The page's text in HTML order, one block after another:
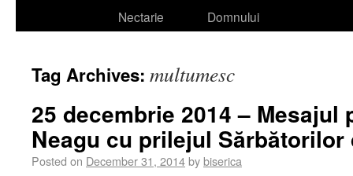
Nectarie
Domnului
Tag Archives: multumesc
25 decembrie 2014 – Mesajul
Neagu cu prilejul Sărbătorilor
Posted on December 31, 2014bybiserica